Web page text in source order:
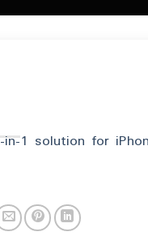
1 solution for